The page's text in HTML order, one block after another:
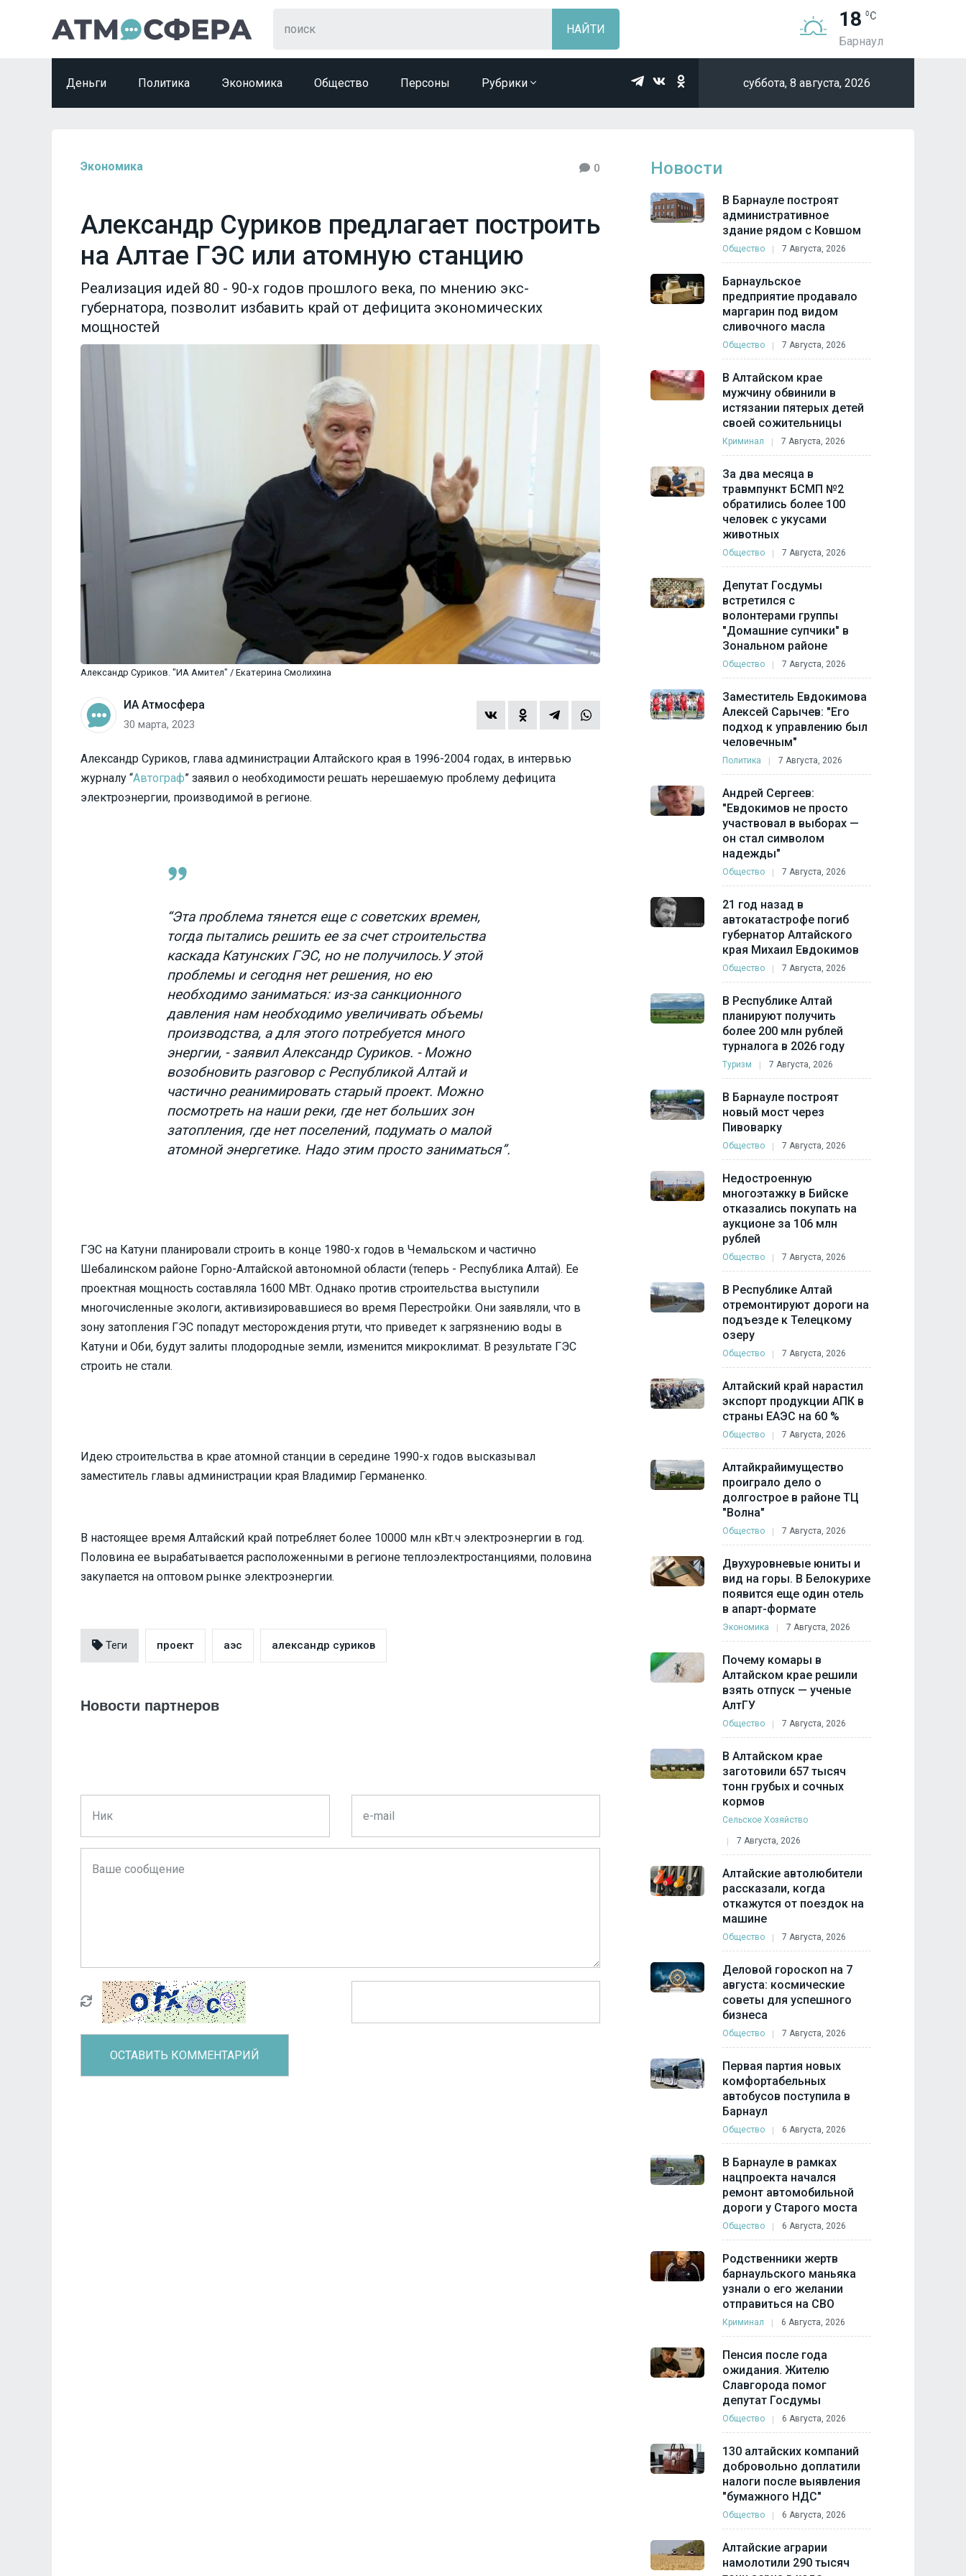
18
Барнаул
Деньги Политика Экономика Общество Персоны Рубрики суббота, 8 августа, 2026
Экономика 0
Александр Суриков предлагает построить
на Алтае ГЭС или атомную станцию
Реализация идей 80 - 90-х годов прошлого века, по мнению экс-
губернатора, позволит избавить край от дефицита экономических
мощностей
Александр Суриков. "ИА Амител" / Екатерина Смолихина
ИА Атмосфера
30 марта, 2023
Александр Суриков, глава администрации Алтайского края в 1996-2004 годах, в интервью
журналу “Автограф” заявил о необходимости решать нерешаемую проблему дефицита
электроэнергии, производимой в регионе.
“Эта проблема тянется еще с советских времен,
тогда пытались решить ее за счет строительства
каскада Катунских ГЭС, но не получилось.У этой
проблемы и сегодня нет решения, но ею
необходимо заниматься: из-за санкционного
давления нам необходимо увеличивать объемы
производства, а для этого потребуется много
энергии, - заявил Александр Суриков. - Можно
возобновить разговор с Республикой Алтай и
частично реанимировать старый проект. Можно
посмотреть на наши реки, где нет больших зон
затопления, где нет поселений, подумать о малой
атомной энергетике. Надо этим просто заниматься”.
ГЭС на Катуни планировали строить в конце 1980-х годов в Чемальском и частично
Шебалинском районе Горно-Алтайской автономной области (теперь - Республика Алтай). Ее
проектная мощность составляла 1600 МВт. Однако против строительства выступили
многочисленные экологи, активизировавшиеся во время Перестройки. Они заявляли, что в
зону затопления ГЭС попадут месторождения ртути, что приведет к загрязнению воды в
Катуни и Оби, будут залиты плодородные земли, изменится микроклимат. В результате ГЭС
строить не стали.
Идею строительства в крае атомной станции в середине 1990-х годов высказывал
заместитель главы администрации края Владимир Германенко.
В настоящее время Алтайский край потребляет более 10000 млн кВт.ч электроэнергии в год.
Половина ее вырабатывается расположенными в регионе теплоэлектростанциями, половина
закупается на оптовом рынке электроэнергии.
Теги проект аэс александр суриков
Новости партнеров
Новости
В Барнауле построят
административное
здание рядом с Ковшом
Общество 7 Августа, 2026
Барнаульское
предприятие продавало
маргарин под видом
сливочного масла
Общество 7 Августа, 2026
В Алтайском крае
мужчину обвинили в
истязании пятерых детей
своей сожительницы
Криминал 7 Августа, 2026
За два месяца в
травмпункт БСМП №2
обратились более 100
человек с укусами
животных
Общество 7 Августа, 2026
Депутат Госдумы
встретился с
волонтерами группы
"Домашние супчики" в
Зональном районе
Общество 7 Августа, 2026
Заместитель Евдокимова
Алексей Сарычев: "Его
подход к управлению был
человечным"
Политика 7 Августа, 2026
Андрей Сергеев:
"Евдокимов не просто
участвовал в выборах —
он стал символом
надежды"
Общество 7 Августа, 2026
21 год назад в
автокатастрофе погиб
губернатор Алтайского
края Михаил Евдокимов
Общество 7 Августа, 2026
В Республике Алтай
планируют получить
более 200 млн рублей
турналога в 2026 году
Туризм 7 Августа, 2026
В Барнауле построят
новый мост через
Пивоварку
Общество 7 Августа, 2026
Недостроенную
многоэтажку в Бийске
отказались покупать на
аукционе за 106 млн
рублей
Общество 7 Августа, 2026
В Республике Алтай
отремонтируют дороги на
подъезде к Телецкому
озеру
Общество 7 Августа, 2026
Алтайский край нарастил
экспорт продукции АПК в
страны ЕАЭС на 60 %
Общество 7 Августа, 2026
Алтайкрайимущество
проиграло дело о
долгострое в районе ТЦ
"Волна"
Общество 7 Августа, 2026
Двухуровневые юниты и
вид на горы. В Белокурихе
появится еще один отель
в апарт-формате
Экономика 7 Августа, 2026
Почему комары в
Алтайском крае решили
взять отпуск — ученые
АлтГУ
Общество 7 Августа, 2026
В Алтайском крае
заготовили 657 тысяч
тонн грубых и сочных
кормов
Сельское Хозяйство
7 Августа, 2026
Алтайские автолюбители
рассказали, когда
откажутся от поездок на
машине
Общество 7 Августа, 2026
Деловой гороскоп на 7
августа: космические
советы для успешного
бизнеса
Общество 7 Августа, 2026
Первая партия новых
комфортабельных
автобусов поступила в
Барнаул
Общество 6 Августа, 2026
В Барнауле в рамках
нацпроекта начался
ремонт автомобильной
дороги у Старого моста
Общество 6 Августа, 2026
Родственники жертв
барнаульского маньяка
узнали о его желании
отправиться на СВО
Криминал 6 Августа, 2026
Пенсия после года
ожидания. Жителю
Славгорода помог
депутат Госдумы
Общество 6 Августа, 2026
130 алтайских компаний
добровольно доплатили
налоги после выявления
"бумажного НДС"
Общество 6 Августа, 2026
Алтайские аграрии
намолотили 290 тысяч